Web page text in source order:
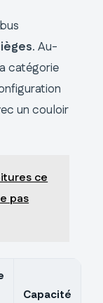
. Au-
catégorie
un couloir
ce
pas
Capacité